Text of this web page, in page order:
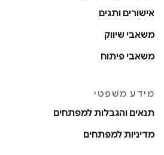
אישורים ותגים
משאבי שיווק
משאבי פיתוח
מידע משפטי
תנאים והגבלות למפתחים
מדיניות למפתחים